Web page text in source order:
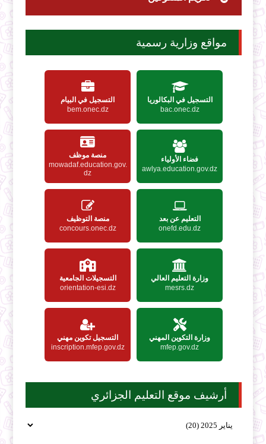
مواقع وزارية رسمية
التسجيل في البكالوريا
bac.onec.dz
التسجيل في البيام
bem.onec.dz
فضاء الأولياء
awlya.education.gov.dz
منصة موظف
mowadaf.education.gov.
dz
التعليم عن بعد
onefd.edu.dz
منصة التوظيف
concours.onec.dz
وزارة التعليم العالي
mesrs.dz
التسجيلات الجامعية
orientation-esi.dz
وزارة التكوين المهني
mfep.gov.dz
التسجيل تكوين مهني
inscription.mfep.gov.dz
أرشيف موقع التعليم الجزائري